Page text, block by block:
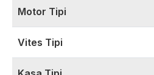
Motor Tipi
Vites Tipi